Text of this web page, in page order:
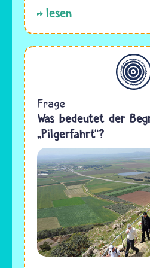
lesen
Allgemein
Frage
Was bedeutet der
„Pilgerfahrt“?